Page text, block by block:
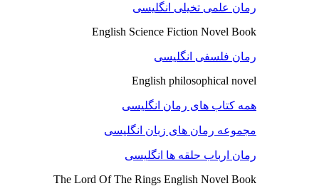
رمان علمی تخیلی انگلیسی
English Science Fiction Novel Book
رمان فلسفی انگلیسی
English philosophical novel
همه کتاب های رمان انگلیسی
مجموعه رمان های زبان انگلیسی
رمان ارباب حلقه ها انگلیسی
The Lord Of The Rings English Novel Book